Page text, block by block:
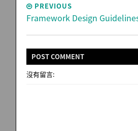
PREVIOUS
Framework Design
POSTCOMMENT
沒有留言: